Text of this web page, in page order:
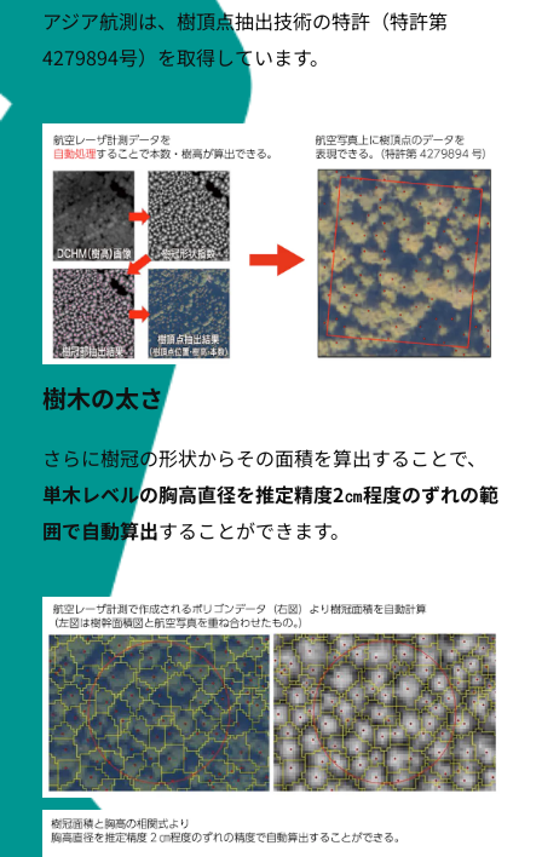
アジア航測は、樹頂点抽出技術の特許（特許第
4279894号）を取得しています。
樹木の太さ
さらに樹冠の形状からその面積を算出することで、
単木レベルの胸高直径を推定精度2㎝程度のずれの範
囲で自動算出することができます。